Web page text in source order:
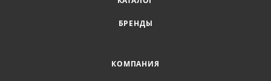
БРЕНДЫ
КОМПАНИЯ